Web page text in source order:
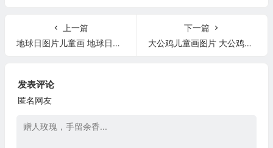
上一篇
地球日图片儿童画 地球日图片简笔画
下一篇
大公鸡儿童画图片 大公鸡儿童画法
发表评论
匿名网友